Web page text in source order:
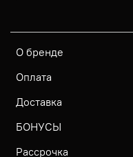
О бренде
Оплата
Доставка
БОНУСЫ
Рассрочка